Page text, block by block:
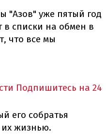
"Азов" уже пятый год
в списки на обмен в
что все мы
Подпишитесь на 24
его собратья
их жизнью.